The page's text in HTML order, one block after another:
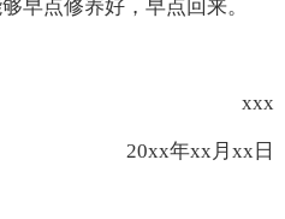
早点修养好，早点回来。
xxx
20xx年xx月xx日